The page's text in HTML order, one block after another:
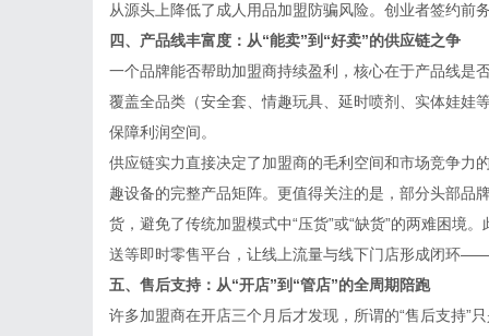
从源头上降低了成人用品加盟防骗风险。创业者签约前
四、产品线丰富度：从“能卖”到“好卖”的供应链之争
一个品牌能否帮助加盟商持续盈利，核心在于产品线是
覆盖全品类（安全套、情趣玩具、延时喷剂、实体娃娃
保障利润空间。
供应链实力直接决定了加盟商的毛利空间和市场竞争力
趣设备的完整产品矩阵。更值得关注的是，部分头部品
货，避免了传统加盟模式中“压货”或“缺货”的两难困境
送等即时零售平台，让线上流量与线下门店形成闭环
五、售后支持：从“开店”到“管店”的全周期陪跑
许多加盟商在开店三个月后才发现，所谓的“售后支持”